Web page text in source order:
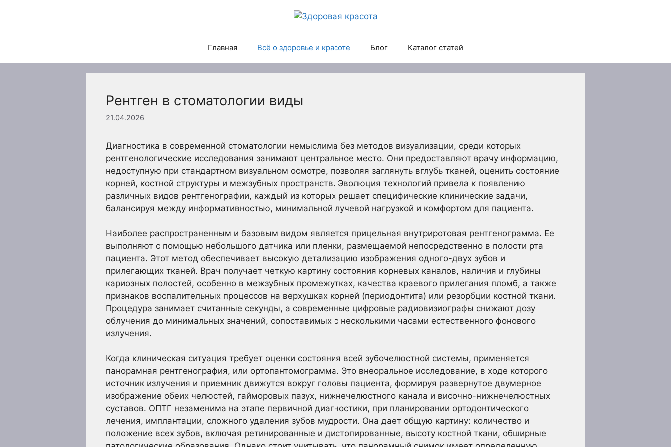
Главная Всё о здоровье и красоте Блог Каталог статей
Рентген в стоматологии виды
21.04.2026
Диагностика в современной стоматологии немыслима без методов визуализации, среди которых
рентгенологические исследования занимают центральное место. Они предоставляют врачу информацию,
недоступную при стандартном визуальном осмотре, позволяя заглянуть вглубь тканей, оценить состояние
корней, костной структуры и межзубных пространств. Эволюция технологий привела к появлению
различных видов рентгенографии, каждый из которых решает специфические клинические задачи,
балансируя между информативностью, минимальной лучевой нагрузкой и комфортом для пациента.
Наиболее распространенным и базовым видом является прицельная внутриротовая рентгенограмма. Ее
выполняют с помощью небольшого датчика или пленки, размещаемой непосредственно в полости рта
пациента. Этот метод обеспечивает высокую детализацию изображения одного-двух зубов и
прилегающих тканей. Врач получает четкую картину состояния корневых каналов, наличия и глубины
кариозных полостей, особенно в межзубных промежутках, качества краевого прилегания пломб, а также
признаков воспалительных процессов на верхушках корней (периодонтита) или резорбции костной ткани.
Процедура занимает считанные секунды, а современные цифровые радиовизиографы снижают дозу
облучения до минимальных значений, сопоставимых с несколькими часами естественного фонового
излучения.
Когда клиническая ситуация требует оценки состояния всей зубочелюстной системы, применяется
панорамная рентгенография, или ортопантомограмма. Это внеоральное исследование, в ходе которого
источник излучения и приемник движутся вокруг головы пациента, формируя развернутое двумерное
изображение обеих челюстей, гайморовых пазух, нижнечелюстного канала и височно-нижнечелюстных
суставов. ОПТГ незаменима на этапе первичной диагностики, при планировании ортодонтического
лечения, имплантации, сложного удаления зубов мудрости. Она дает общую картину: количество и
положение всех зубов, включая ретинированные и дистопированные, высоту костной ткани, обширные